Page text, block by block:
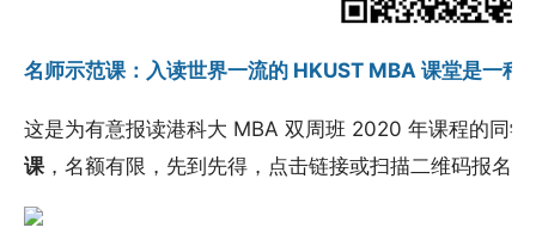
名师示范课：入读世界一流的 HKUST MBA 课堂是一种
这是为有意报读港科大 MBA 双周班 2020 年课程的同学
课，名额有限，先到先得，点击链接或扫描二维码报名